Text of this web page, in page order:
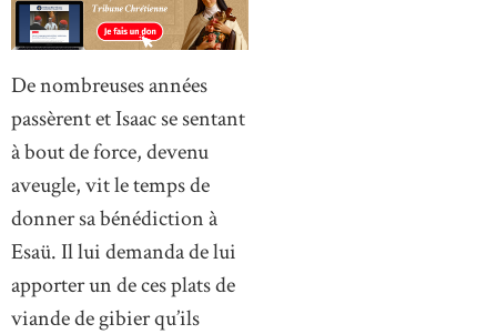
De nombreuses années
passèrent et Isaac se sentant
à bout de force, devenu
aveugle, vit le temps de
donner sa bénédiction à
Esaü. Il lui demanda de lui
apporter un de ces plats de
viande de gibier qu’ils